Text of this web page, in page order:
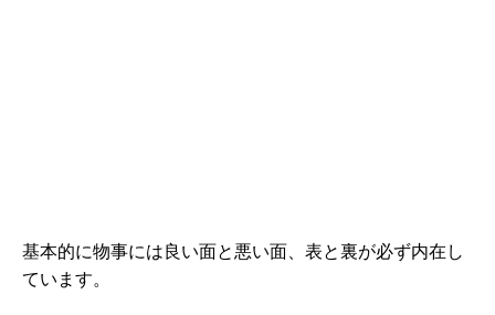
基本的に物事には良い面と悪い面、表と裏が必ず内在し
ています。